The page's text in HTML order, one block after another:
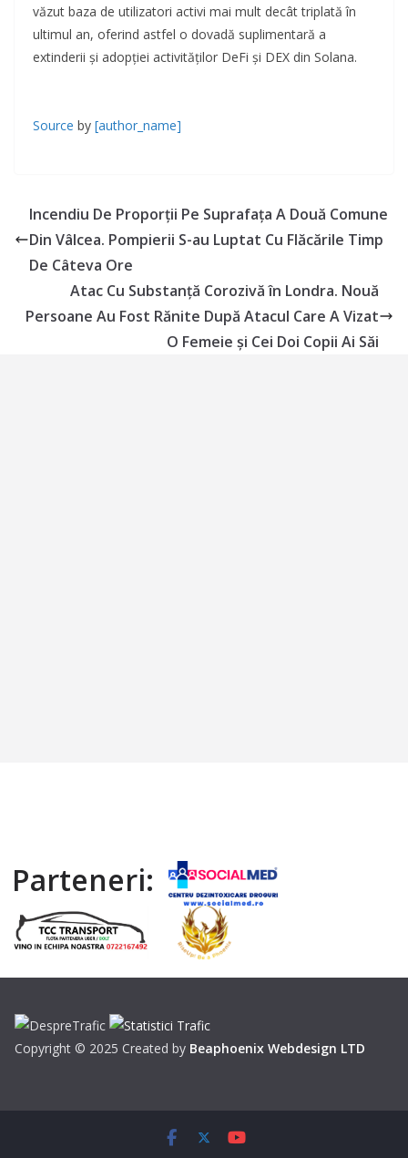
văzut baza de utilizatori activi mai mult decât triplată în
ultimul an, oferind astfel o dovadă suplimentară a
extinderii și adopției activităților DeFi și DEX din Solana.
Source by [author_name]
Incendiu De Proporții Pe Suprafața A Două Comune
Din Vâlcea. Pompierii S-au Luptat Cu Flăcările Timp
De Câteva Ore
Atac Cu Substanță Corozivă în Londra. Nouă
Persoane Au Fost Rănite După Atacul Care A Vizat
O Femeie și Cei Doi Copii Ai Săi
Parteneri:
Copyright © 2025 Created by Beaphoenix Webdesign LTD